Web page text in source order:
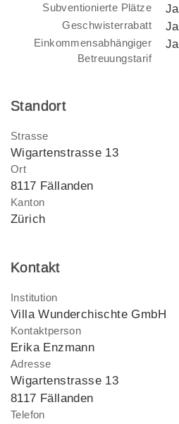
Subventionierte Plätze Ja
Geschwisterrabatt Ja
Einkommensabhängiger
Betreuungstarif
Ja
Standort
Strasse
Wigartenstrasse 13
Ort
8117 Fällanden
Kanton
Zürich
Kontakt
Institution
Villa Wunderchischte GmbH
Kontaktperson
Erika Enzmann
Adresse
Wigartenstrasse 13
8117 Fällanden
Telefon